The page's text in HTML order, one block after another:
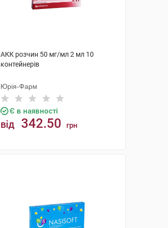
АКК розчин 50 мг/мл 2 мл 10
контейнерів
Юрія-Фарм
Є в наявності
від 342.50 грн